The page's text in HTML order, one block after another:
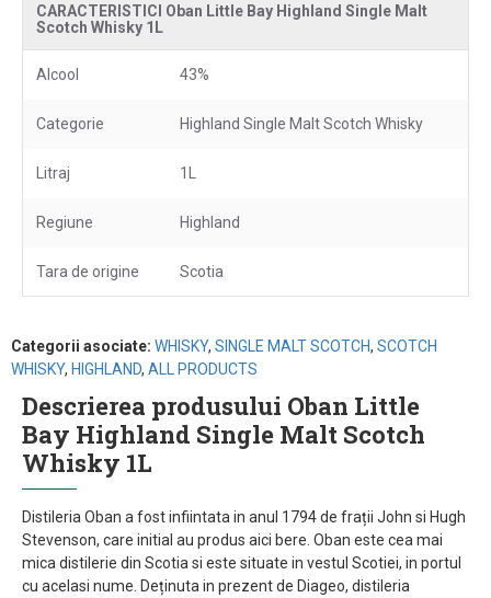
CARACTERISTICI Oban Little Bay Highland Single Malt
Scotch Whisky 1L
Alcool 43%
Categorie Highland Single Malt Scotch Whisky
Litraj 1L
Regiune Highland
Tara de origine Scotia
Categorii asociate: WHISKY, SINGLE MALT SCOTCH, SCOTCH
WHISKY, HIGHLAND, ALL PRODUCTS
Descrierea produsului Oban Little
Bay Highland Single Malt Scotch
Whisky 1L
Distileria Oban a fost infiintata in anul 1794 de frații John si Hugh
Stevenson, care initial au produs aici bere. Oban este cea mai
mica distilerie din Scotia si este situate in vestul Scotiei, in portul
cu acelasi nume. Deținuta in prezent de Diageo, distileria